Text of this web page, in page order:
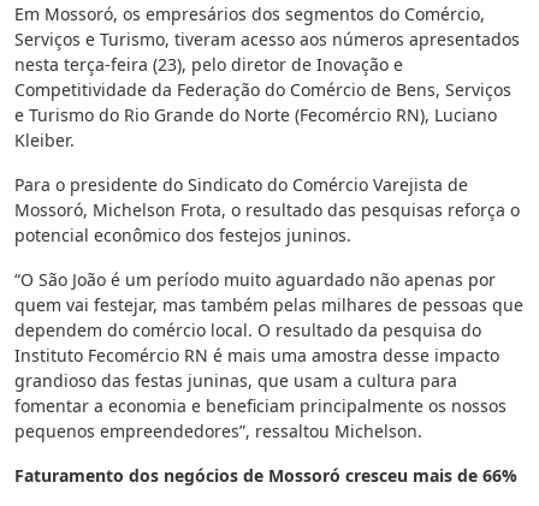
Em Mossoró, os empresários dos segmentos do Comércio,
Serviços e Turismo, tiveram acesso aos números apresentados
nesta terça-feira (23), pelo diretor de Inovação e
Competitividade da Federação do Comércio de Bens, Serviços
e Turismo do Rio Grande do Norte (Fecomércio RN), Luciano
Kleiber.
Para o presidente do Sindicato do Comércio Varejista de
Mossoró, Michelson Frota, o resultado das pesquisas reforça o
potencial econômico dos festejos juninos.
“O São João é um período muito aguardado não apenas por
quem vai festejar, mas também pelas milhares de pessoas que
dependem do comércio local. O resultado da pesquisa do
Instituto Fecomércio RN é mais uma amostra desse impacto
grandioso das festas juninas, que usam a cultura para
fomentar a economia e beneficiam principalmente os nossos
pequenos empreendedores”, ressaltou Michelson.
Faturamento dos negócios de Mossoró cresceu mais de 66%